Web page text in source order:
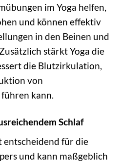
im Yoga helfen,
und können effektiv
in den Beinen und
stärkt Yoga die
die Blutzirkulation,
von
kann.
Schlaf
entscheidend für die
und kann maßgeblich